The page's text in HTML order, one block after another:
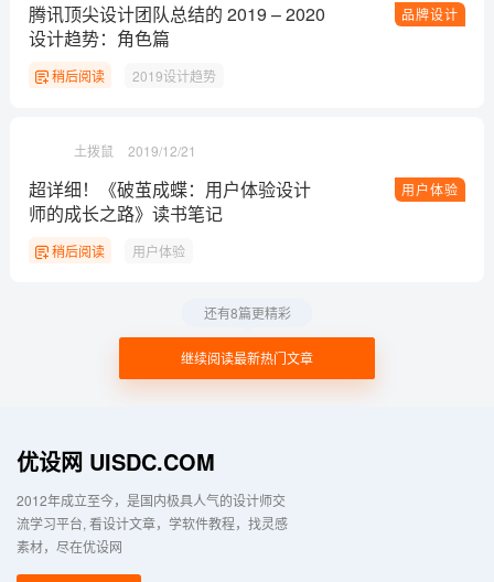
品牌设计
腾讯顶尖设计团队总结的 2019 – 2020
设计趋势：角色篇
稍后阅读 2019设计趋势
土拨鼠 2019/12/21
用户体验
超详细！《破茧成蝶：用户体验设计
师的成长之路》读书笔记
稍后阅读 用户体验
继续阅读最新热门文章
还有8篇更精彩
优设网 UISDC.COM
2012年成立至今，是国内极具人气的设计师交
流学习平台 看设计文章，学软件教程，找灵感
素材，尽在优设网